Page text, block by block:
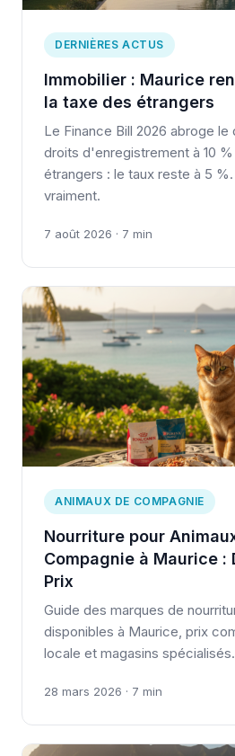
DERNIÈRES ACTUS
Immobilier : Maurice
la taxe des étrangers
Le Finance Bill 2026 abroge
droits d'enregistrement à 10
étrangers : le taux reste à 5
vraiment.
7 août 2026 · 7 min
ANIMAUX DE COMPAGNIE
Nourriture pour
Compagnie à Maurice :
Prix
Guide des marques de
disponibles à Maurice, prix
locale et magasins spécialisés.
28 mars 2026 · 7 min